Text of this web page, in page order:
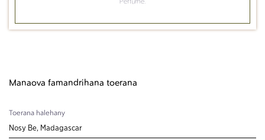
Manaova famandrihana toerana
Toerana halehany